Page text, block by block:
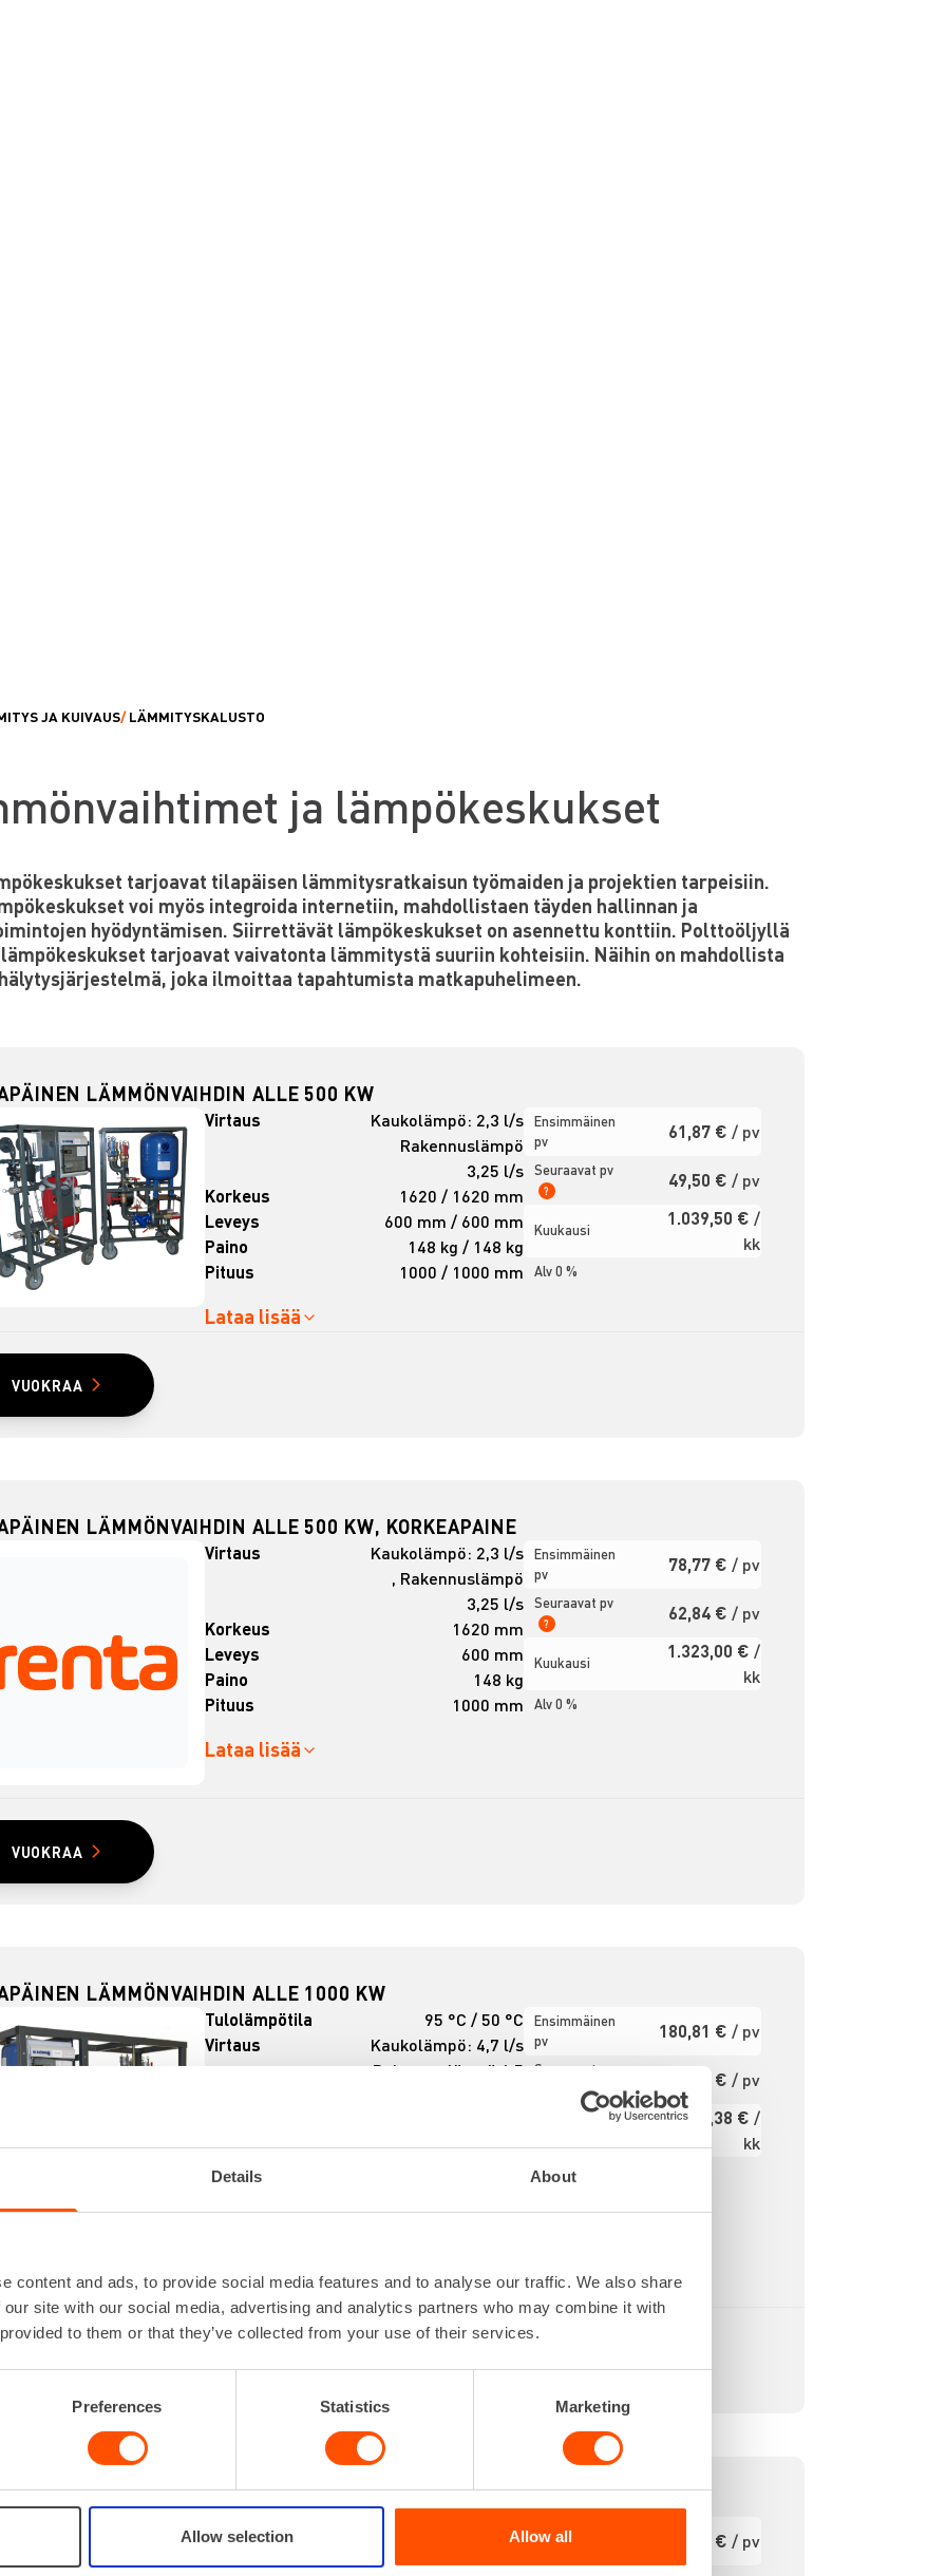
Details About
content and ads, to provide social media features and to analyse our traffic. We also share
site with our social media, advertising and analytics partners who may combine it with
to them or that they’ve collected from your use of their services.
Preferences Statistics Marketing
Allow selection Allow all
JA KUIVAUS/ LÄMMITYSKALUSTO
ja lämpökeskukset
tarjoavat tilapäisen lämmitysratkaisun työmaiden ja projektien tarpeisiin.
voi myös integroida internetiin, mahdollistaen täyden hallinnan ja
hyödyntämisen. Siirrettävät lämpökeskukset on asennettu konttiin. Polttoöljyllä
tarjoavat vaivatonta lämmitystä suuriin kohteisiin. Näihin on mahdollista
joka ilmoittaa tapahtumista matkapuhelimeen.
LÄMMÖNVAIHDIN ALLE 500 KW
Virtaus
Kaukolämpö: 2,3 l/s
Rakennuslämpö
3,25 l/s
Korkeus
1620 / 1620 mm
Leveys
600 mm / 600 mm
Paino
148 kg / 148 kg
Pituus
1000 / 1000 mm
Lataa lisää
Ensimmäinen
pv
61,87 € / pv
Seuraavat pv
? 49,50 € / pv
Kuukausi
1.039,50 € /
kk
Alv 0 %
VUOKRAA
LÄMMÖNVAIHDIN ALLE 500 KW, KORKEAPAINE
Virtaus
Kaukolämpö: 2,3 l/s
, Rakennuslämpö
3,25 l/s
Korkeus
1620 mm
Leveys
600 mm
Paino
148 kg
Pituus
1000 mm
Lataa lisää
Ensimmäinen
pv
78,77 € / pv
Seuraavat pv
? 62,84 € / pv
Kuukausi
1.323,00 € /
kk
Alv 0 %
VUOKRAA
LÄMMÖNVAIHDIN ALLE 1000 KW
Tulolämpötila
95 °C / 50 °C
Virtaus
Kaukolämpö: 4,7 l/s
Rakennuslämpö 6,5
Leveys
1760 mm / 1760 mm
Paino
Lataa lisää
Ensimmäinen
pv
180,81 € / pv
Seuraavat pv 144,82 € / pv
2.811,38 € /
kk
Alv 0 %
LÄMPÖKESKUS ALLE 500 KW
Liitäntäjännite
400 V 16 A
Ensimmäinen
350,93 € / pv